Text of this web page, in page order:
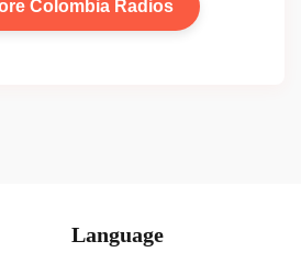
Colombia Radios
Language